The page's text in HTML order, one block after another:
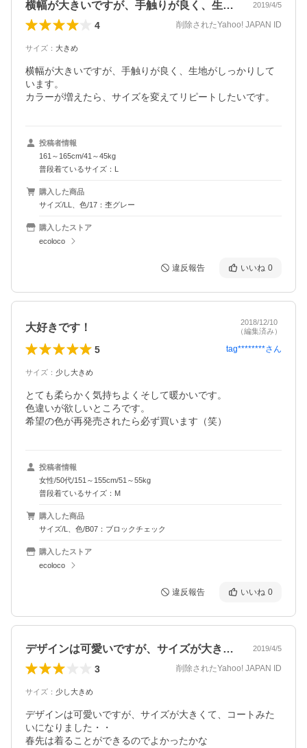
横幅が大きいですが、手触りが良く、生地… 2019/4/5
4 削除されたYahoo! JAPAN ID
サイズ ： 大きめ
横幅が大きいですが、手触りが良く、生地がしっかりして
います。
カラーが増えたら、サイズを変えてリピートしたいです。
投稿者情報
161～165cm/41～45kg
普段着ているサイズ：L
購入した商品
サイズ/LL、色/17：杢グレー
購入したストア
ecoloco
違反報告 いいね 0
大好きです！
2018/12/10
（編集済み）
5 tag********さん
サイズ ： 少し大きめ
とても柔らかく気持ちよくそして暖かいです。
色違いが欲しいところです。
希望の色が再発売されたら必ず買います（笑）
投稿者情報
女性/50代/151～155cm/51～55kg
普段着ているサイズ：M
購入した商品
サイズ/L、色/B07：ブロックチェック
購入したストア
ecoloco
違反報告 いいね 0
デザインは可愛いですが、サイズが大きく… 2019/4/5
3 削除されたYahoo! JAPAN ID
サイズ ： 少し大きめ
デザインは可愛いですが、サイズが大きくて、コートみた
いになりました・・
春先は着ることができるのでよかったかな